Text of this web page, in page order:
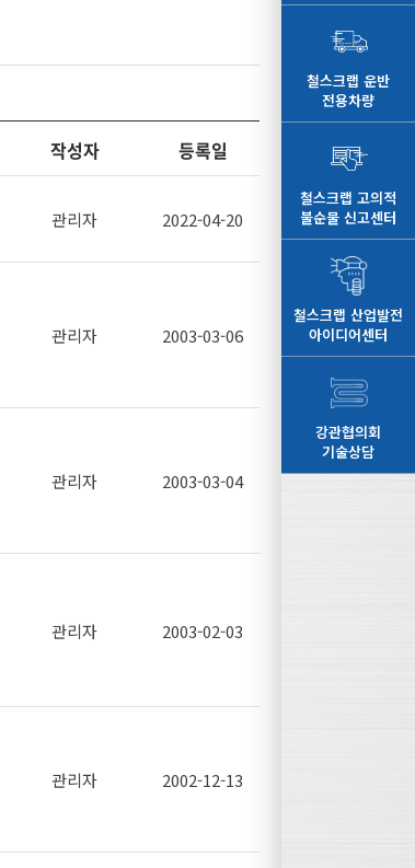
작성자 등록일
관리자 2022-04-20
관리자 2003-03-06
관리자 2003-03-04
관리자 2003-02-03
관리자 2002-12-13
철스크랩 운반
전용차량
철스크랩 고의적
불순물 신고센터
철스크랩 산업발전
아이디어센터
강관협의회
기술상담